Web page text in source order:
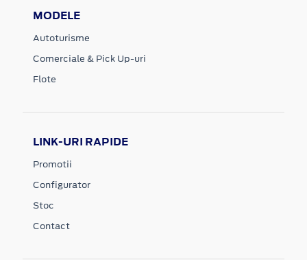
MODELE
Autoturisme
Comerciale & Pick Up-uri
Flote
LINK-URI RAPIDE
Promotii
Configurator
Stoc
Contact